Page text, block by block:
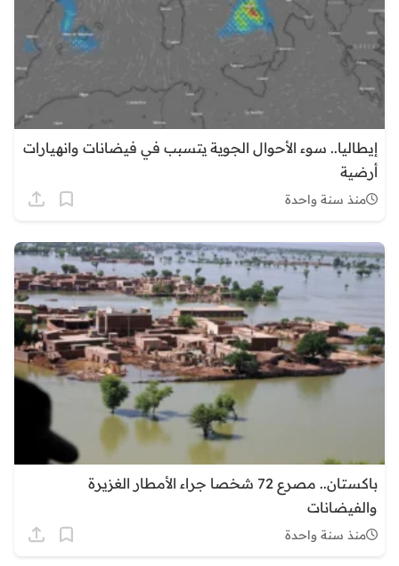
إيطاليا.. سوء الأحوال الجوية يتسبب في فيضانات وانهيارات
أرضية
منذ سنة واحدة
باكستان.. مصرع 72 شخصا جراء الأمطار الغزيرة
والفيضانات
منذ سنة واحدة